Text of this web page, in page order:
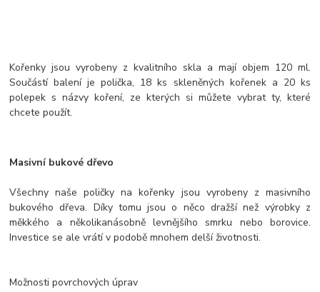
Kořenky jsou vyrobeny z kvalitního skla a mají objem 120 ml.
Součástí balení je polička, 18 ks skleněných kořenek a 20 ks
polepek s názvy koření, ze kterých si můžete vybrat ty, které
chcete použít.
Masivní bukové dřevo
Všechny naše poličky na kořenky jsou vyrobeny z masivního
bukového dřeva. Díky tomu jsou o něco dražší než výrobky z
měkkého a několikanásobně levnějšího smrku nebo borovice.
Investice se ale vrátí v podobě mnohem delší životnosti.
Možnosti povrchových úprav